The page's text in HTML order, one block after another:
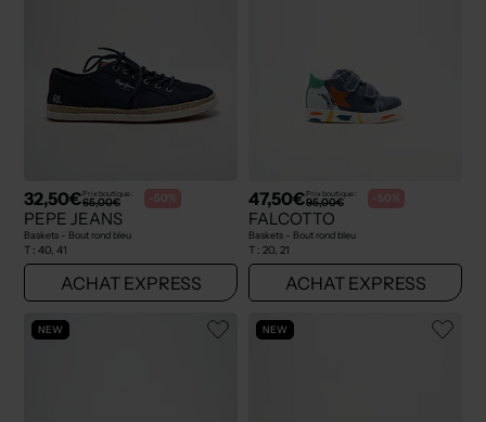
32,50€Prix boutique :
65,00€ -50%
PEPE JEANS
Baskets - Bout rond bleu
T : 40, 41
ACHAT EXPRESS
47,50€Prix boutique :
95,00€ -50%
FALCOTTO
Baskets - Bout rond bleu
T : 20, 21
ACHAT EXPRESS
NEW NEW